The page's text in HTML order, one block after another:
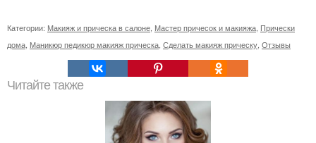
Категории: Макияж и прическа в салоне Мастер причесок и макияжа Прически
дома Маникюр педикюр макияж прическа Сделать макияж прическу Отзывы
Читайте также